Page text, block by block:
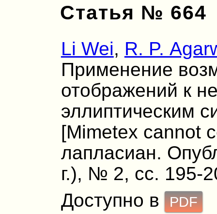
Статья № 664
Li Wei, R. P.
Применение
отображений к
эллиптическим
[Mimetex cannot
лапласиан.
г.), № 2, сс. 195-
Доступно в
PDF